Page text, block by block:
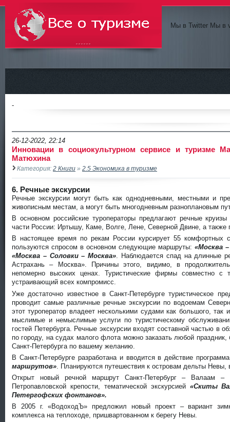
Всё о туризме
Мы в Twitter Мы в
-
26-12-2022, 22:14
Инновации в социокультурном сервисе и туризме
Матюхина
Категория: 2 Книги » 2.5 Экономика в туризме
6. Речные экскурсии
Речные экскурсии могут быть как однодневными, местными и
живописным местам, а могут быть многодневным разноплановым
В основном российские туроператоры предлагают речные
части России: Иртышу, Каме, Волге, Лене, Северной Двине, а
В настоящее время по рекам России курсирует 55 комфортных
пользуются спросом в основном следующие маршруты: «Москва
«Москва – Соловки – Москва». Наблюдается спад на длинные
Астрахань – Москва». Причины этого, видимо, в
непомерно высоких ценах. Туристические фирмы совместно с
устраивающий всех компромисс.
Уже достаточно известное в Санкт-Петербурге туристическое
проводит самые различные речные экскурсии по водоемам
этот туроператор владеет несколькими судами как большого,
мыслимые и немыслимые услуги по туристическому
гостей Петербурга. Речные экскурсии входят составной частью в
по городу, на судах малого флота можно заказать любой праздник,
Санкт-Петербурга по вашему желанию.
В Санкт-Петербурге разработана и вводится в действие
маршрутов» . Планируются путешествия к островам дельты
Открыт новый речной маршрут Санкт-Петербург – Валаам –
Петропавловской крепости, тематической экскурсией «Скиты
Петергофских фонтанов».
В 2005 г. «ВодоходЪ» предложил новый проект – вариант
комплекса на теплоходе, пришвартованном к берегу Невы.